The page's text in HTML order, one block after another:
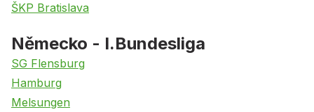
ŠKP Bratislava
Německo - I.Bundesliga
SG Flensburg
Hamburg
Melsungen